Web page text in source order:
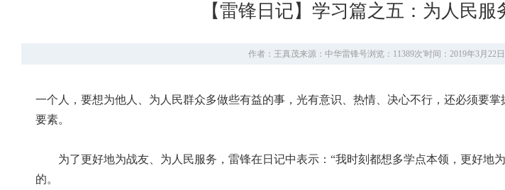
【雷锋日记】学习篇之五：为人民服
作者：王真茂来源：中华雷锋号浏览：11389次'时间：2019年3月22日
一个人，要想为他人、为人民群众多做些有益的事，光有意识、热情、决心不行，还必须要
要素。
为了更好地为战友、为人民服务，雷锋在日记中表示：“我时刻都想多学点本领，更好地
的。